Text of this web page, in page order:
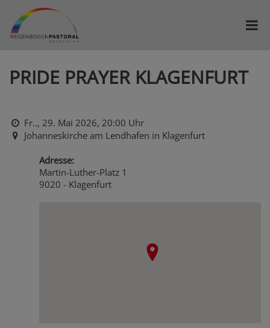
PRIDE PRAYER KLAGENFURT
Fr.., 29. Mai 2026, 20:00 Uhr
Johanneskirche am Lendhafen in Klagenfurt
Adresse:
Martin-Luther-Platz 1
9020 - Klagenfurt